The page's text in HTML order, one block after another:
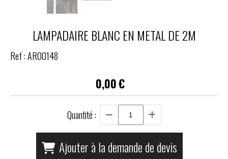
LAMPADAIRE BLANC EN METAL DE 2M
Ref :AR00148
0,00€
Quantité :
Ajouter à la demande de devis